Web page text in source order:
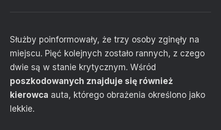
Służby poinformowały, że trzy osoby zginęły na
miejscu. Pięć kolejnych zostało rannych, z czego
dwie są w stanie krytycznym. Wśród
poszkodowanych znajduje się również
kierowca auta, którego obrażenia określono jako
lekkie.